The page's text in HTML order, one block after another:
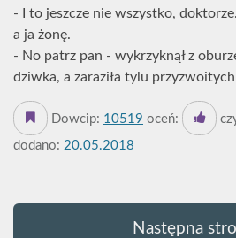
- I to jeszcze nie wszystko,
a ja żonę.
- No patrz pan - wykrzyknął z
dziwka, a zaraziła tylu
Dowcip: 10519 oceń:
dodano: 20.05.2018
Następna